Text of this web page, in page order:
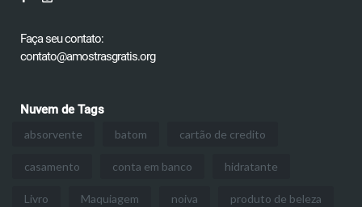
Faça seu contato:
contato@amostrasgratis.org
Nuvem de Tags
absorvente batom cartão de credito
casamento conta em banco hidratante
Livro Maquiagem noiva produto de beleza